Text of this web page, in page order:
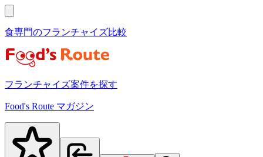
食専門のフランチャイズ比較
フランチャイズ案件を探す
Food's Route マガジン